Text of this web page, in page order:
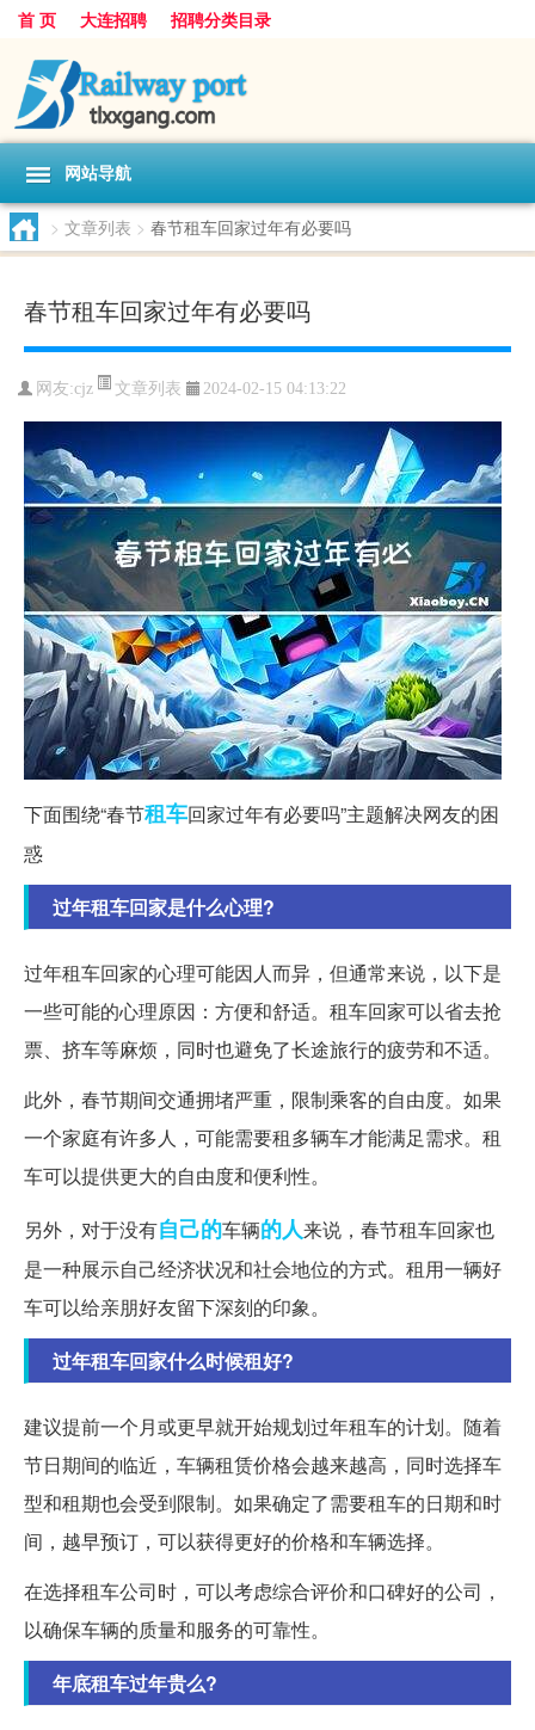
首 页 大连招聘 招聘分类目录
网站导航
> 文章列表 > 春节租车回家过年有必要吗
春节租车回家过年有必要吗
网友:cjz 文章列表 2024-02-15 04:13:22
下面围绕“春节租车回家过年有必要吗”主题解决网友的困
惑
过年租车回家是什么心理?
过年租车回家的心理可能因人而异，但通常来说，以下是
一些可能的心理原因：方便和舒适。租车回家可以省去抢
票、挤车等麻烦，同时也避免了长途旅行的疲劳和不适。
此外，春节期间交通拥堵严重，限制乘客的自由度。如果
一个家庭有许多人，可能需要租多辆车才能满足需求。租
车可以提供更大的自由度和便利性。
另外，对于没有自己的车辆的人来说，春节租车回家也
是一种展示自己经济状况和社会地位的方式。租用一辆好
车可以给亲朋好友留下深刻的印象。
过年租车回家什么时候租好?
建议提前一个月或更早就开始规划过年租车的计划。随着
节日期间的临近，车辆租赁价格会越来越高，同时选择车
型和租期也会受到限制。如果确定了需要租车的日期和时
间，越早预订，可以获得更好的价格和车辆选择。
在选择租车公司时，可以考虑综合评价和口碑好的公司，
以确保车辆的质量和服务的可靠性。
年底租车过年贵么?